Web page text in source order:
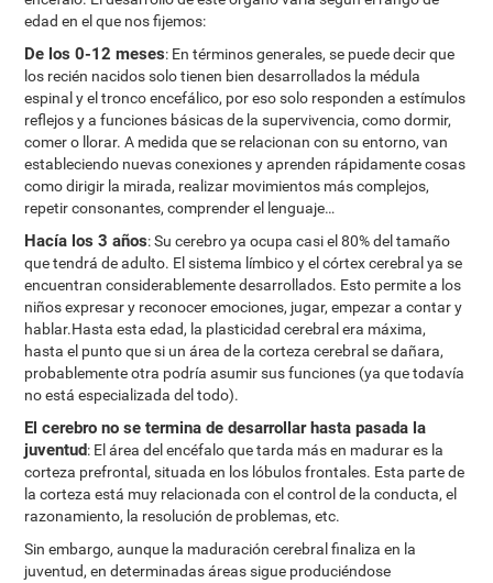
edad en el que nos fijemos:
De los 0-12 meses: En términos generales, se puede decir que
los recién nacidos solo tienen bien desarrollados la médula
espinal y el tronco encefálico, por eso solo responden a estímulos
reflejos y a funciones básicas de la supervivencia, como dormir,
comer o llorar. A medida que se relacionan con su entorno, van
estableciendo nuevas conexiones y aprenden rápidamente cosas
como dirigir la mirada, realizar movimientos más complejos,
repetir consonantes, comprender el lenguaje…
Hacía los 3 años: Su cerebro ya ocupa casi el 80% del tamaño
que tendrá de adulto. El sistema límbico y el córtex cerebral ya se
encuentran considerablemente desarrollados. Esto permite a los
niños expresar y reconocer emociones, jugar, empezar a contar y
hablar.Hasta esta edad, la plasticidad cerebral era máxima,
hasta el punto que si un área de la corteza cerebral se dañara,
probablemente otra podría asumir sus funciones (ya que todavía
no está especializada del todo).
El cerebro no se termina de desarrollar hasta pasada la
juventud: El área del encéfalo que tarda más en madurar es la
corteza prefrontal, situada en los lóbulos frontales. Esta parte de
la corteza está muy relacionada con el control de la conducta, el
razonamiento, la resolución de problemas, etc.
Sin embargo, aunque la maduración cerebral finaliza en la
juventud, en determinadas áreas sigue produciéndose